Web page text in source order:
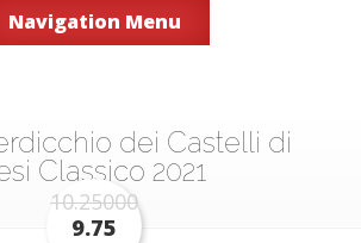
Navigation Menu
dei Castelli di
Classico 2021
10.25000
9.75